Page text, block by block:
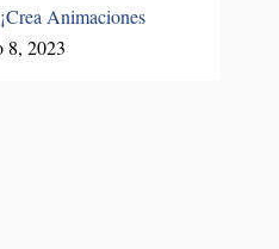
Animaciones
8, 2023